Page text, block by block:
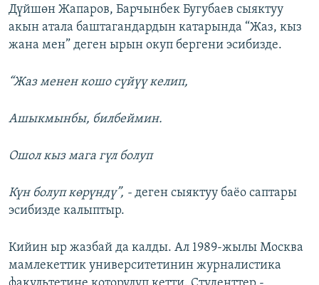
Дүйшөн Жапаров, Барчынбек Бугубаев сыяктуу
акын атала баштагандардын катарында “Жаз, кыз
жана мен” деген ырын окуп бергени эсибизде.
“Жаз менен кошо сүйүү келип,
Ашыкмынбы, билбеймин.
Ошол кыз мага гүл болуп
Күн болуп көрүндү”, - деген сыяктуу баёо саптары
эсибизде калыптыр.
Кийин ыр жазбай да калды. Ал 1989-жылы Москва
мамлекеттик университетинин журналистика